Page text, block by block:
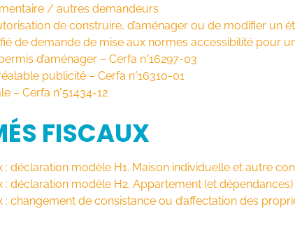
/ autres demandeurs
de construire, d’aménager ou de modifier un
de demande de mise aux normes accessibilité pour
d’aménager – Cerfa n°16297-03
publicité – Cerfa n°16310-01
– Cerfa n°51434-12
FISCAUX
: déclaration modèle H1. Maison individuelle et autre
: déclaration modèle H2. Appartement (et
: changement de consistance ou d’affectation des